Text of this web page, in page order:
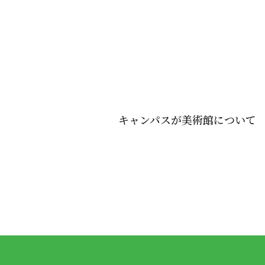
キャンパスが美術館について